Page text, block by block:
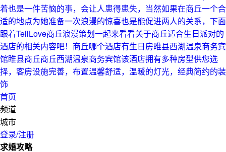
着也是一件苦恼的事，会让人患得患失，当然如果在商丘一个合
适的地点为她准备一次浪漫的惊喜也是能促进两人的关系，下面
跟着TellLove商丘浪漫策划一起来看看关于商丘适合生日派对的
酒店的相关内容吧！商丘哪个酒店有生日房睢县西湖温泉商务宾
馆睢县商丘商丘西湖温泉商务宾馆该酒店拥有多种房型供您选
择，客房设施完善，布置温馨舒适，温暖的灯光，经典简约的装
饰
首页
频道
城市
登录/注册
求婚攻略